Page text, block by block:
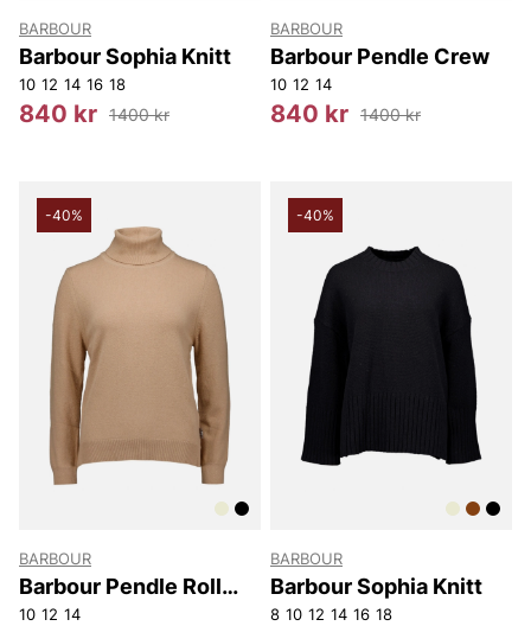
BARBOUR
Barbour Sophia Knitt
10 12 14 16 18
840 kr 1400 kr
BARBOUR
Barbour Pendle Crew
10 12 14
840 kr 1400 kr
-40%
BARBOUR
Barbour Pendle Roll
Collar Knitted Jumper
10 12 14
-40%
BARBOUR
Barbour Sophia Knitt
8 10 12 14 16 18